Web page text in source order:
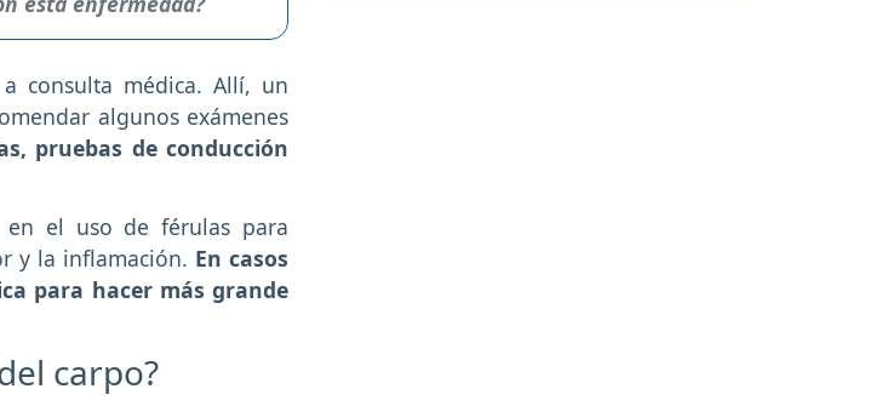
consulta médica. Allí, un
algunos exámenes
pruebas de conducción
en el uso de férulas para
y la inflamación. En casos
para hacer más grande
carpo?